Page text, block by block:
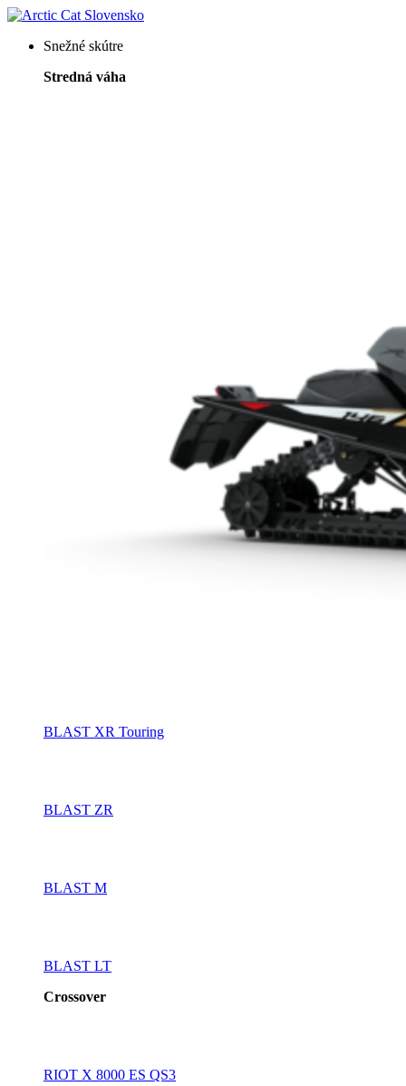
Snežné skútre
Stredná váha
BLAST XR Touring
BLAST ZR
BLAST M
BLAST LT
Crossover
RIOT X 8000 ES QS3